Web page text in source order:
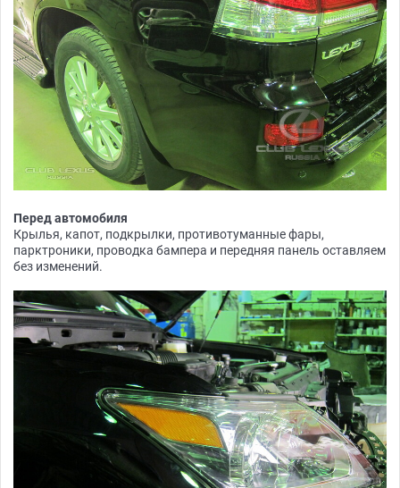
Перед автомобиля
Крылья, капот, подкрылки, противотуманные фары,
парктроники, проводка бампера и передняя панель оставляем
без изменений.